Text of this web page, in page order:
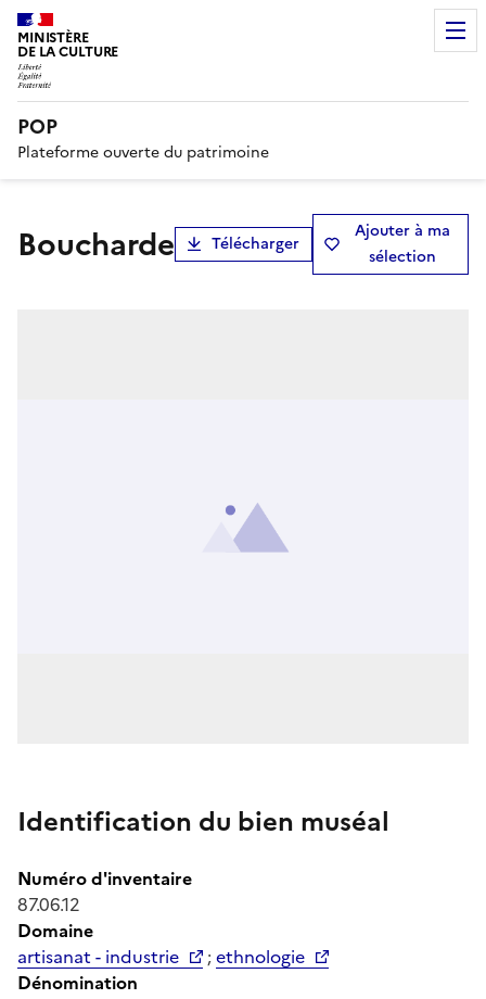
MINISTÈRE
DE LA CULTURE
POP
Plateforme ouverte du patrimoine
boucharde Télécharger
Ajouter à ma
sélection
Identification du bien muséal
Numéro d'inventaire
87.06.12
Domaine
artisanat - industrie
;ethnologie
Dénomination